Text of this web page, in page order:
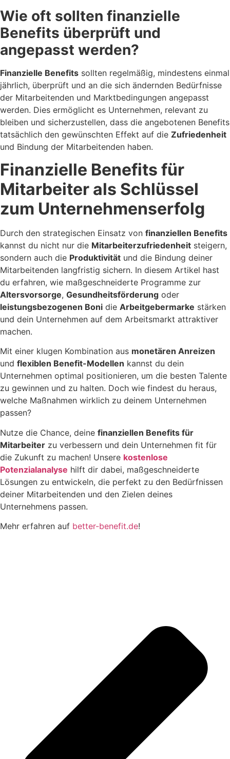
Wie oft sollten finanzielle
Benefits überprüft und
angepasst werden?
Finanzielle Benefits sollten regelmäßig, mindestens einmal
jährlich, überprüft und an die sich ändernden Bedürfnisse
der Mitarbeitenden und Marktbedingungen angepasst
werden. Dies ermöglicht es Unternehmen, relevant zu
bleiben und sicherzustellen, dass die angebotenen Benefits
tatsächlich den gewünschten Effekt auf die Zufriedenheit
und Bindung der Mitarbeitenden haben.
Finanzielle Benefits für
Mitarbeiter als Schlüssel
zum Unternehmenserfolg
Durch den strategischen Einsatz von finanziellen Benefits
kannst du nicht nur die Mitarbeiterzufriedenheit steigern,
sondern auch die Produktivität und die Bindung deiner
Mitarbeitenden langfristig sichern. In diesem Artikel hast
du erfahren, wie maßgeschneiderte Programme zur
Altersvorsorge, Gesundheitsförderung oder
leistungsbezogenen Boni die Arbeitgebermarke stärken
und dein Unternehmen auf dem Arbeitsmarkt attraktiver
machen.
Mit einer klugen Kombination aus monetären Anreizen
und flexiblen Benefit-Modellen kannst du dein
Unternehmen optimal positionieren, um die besten Talente
zu gewinnen und zu halten. Doch wie findest du heraus,
welche Maßnahmen wirklich zu deinem Unternehmen
passen?
Nutze die Chance, deine finanziellen Benefits für
Mitarbeiter zu verbessern und dein Unternehmen fit für
die Zukunft zu machen! Unsere kostenlose
Potenzialanalyse hilft dir dabei, maßgeschneiderte
Lösungen zu entwickeln, die perfekt zu den Bedürfnissen
deiner Mitarbeitenden und den Zielen deines
Unternehmens passen.
Mehr erfahren auf better-benefit.de!